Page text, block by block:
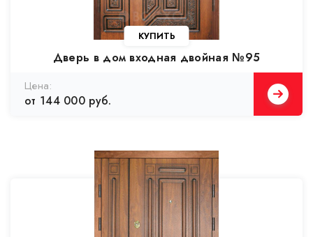
Дверь в дом входная двойная №95
от 144 000 руб.